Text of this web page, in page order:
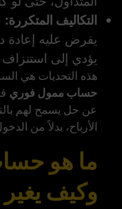
التكاليف المتكررة:
يفرض عليه إعادة
يؤدي إلى
هذه التحديات هي
حساب ممول فوري
عن حل يسمح لهم
الأرباح، بدلاً من
ما هو
وكيف يغير